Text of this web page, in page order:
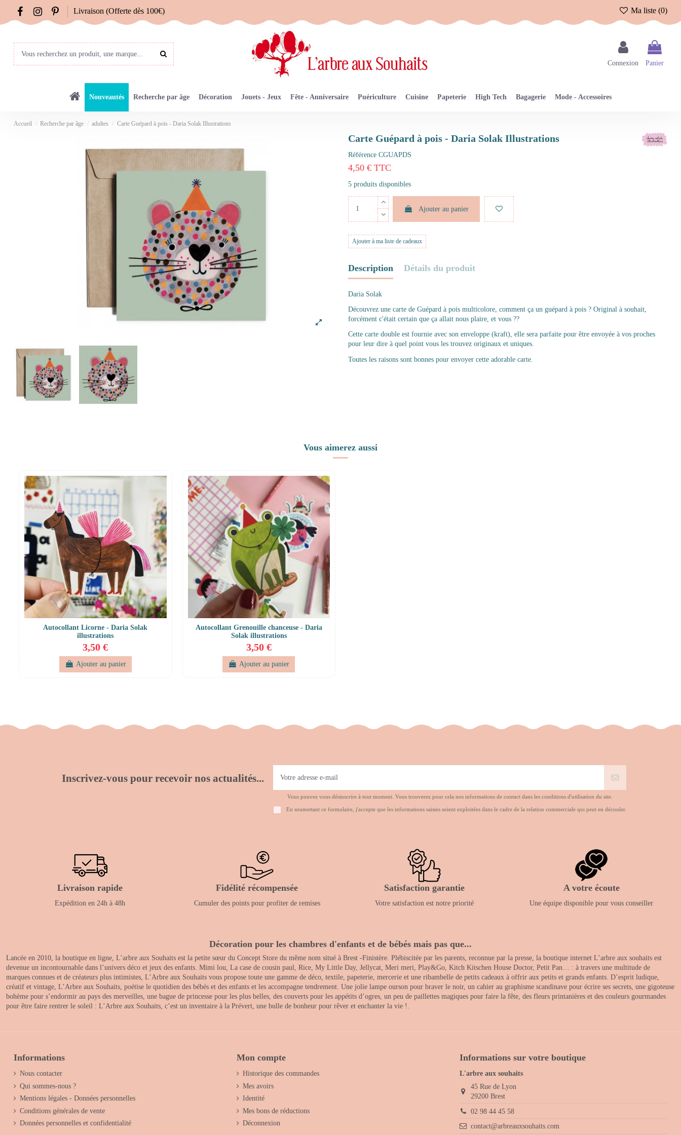
Livraison (Offerte dès 100€) Ma liste (0)
Connexion Panier
Nouveautés Recherche par âge Décoration Jouets - Jeux Fête - Anniversaire Puériculture Cuisine Papeterie High Tech Bagagerie Mode - Accessoires
Accueil Recherche par âge adultes Carte Guépard à pois - Daria Solak Illustrations
Carte Guépard à pois - Daria Solak Illustrations
Référence CGUAPDS
4,50 € TTC
5 produits disponibles
Ajouter au panier
Ajouter à ma liste de cadeaux
Description Détails du produit
Daria Solak
Découvrez une carte de Guépard à pois multicolore, comment ça un guépard à pois ? Original à souhait,
forcément c'était certain que ça allait nous plaire, et vous ??
Cette carte double est fournie avec son enveloppe (kraft), elle sera parfaite pour être envoyée à vos proches
pour leur dire à quel point vous les trouvez originaux et uniques.
Toutes les raisons sont bonnes pour envoyer cette adorable carte.
Vous aimerez aussi
Autocollant Licorne - Daria Solak
illustrations
3,50 €
Ajouter au panier
Autocollant Grenouille chanceuse - Daria
Solak illustrations
3,50 €
Ajouter au panier
Inscrivez-vous pour recevoir nos actualités...
Vous pouvez vous désinscrire à tout moment. Vous trouverez pour cela nos informations de contact dans les conditions d'utilisation du site.
En soumettant ce formulaire, j'accepte que les informations saisies soient exploitées dans le cadre de la relation commerciale qui peut en découler.
Livraison rapide
Expédition en 24h à 48h
Fidélité récompensée
Cumuler des points pour profiter de remises
Satisfaction garantie
Votre satisfaction est notre priorité
A votre écoute
Une équipe disponible pour vous conseiller
Décoration pour les chambres d'enfants et de bébés mais pas que...
Lancée en 2010, la boutique en ligne, L’arbre aux Souhaits est la petite sœur du Concept Store du même nom situé à Brest -Finistère. Plébiscitée par les parents, reconnue par la presse, la boutique internet L’arbre aux souhaits est
devenue un incontournable dans l’univers déco et jeux des enfants. Mimi lou, La case de cousin paul, Rice, My Little Day, Jellycat, Meri meri, Play&Go, Kitch Kitschen House Doctor, Petit Pan… : à travers une multitude de
marques connues et de créateurs plus intimistes, L’Arbre aux Souhaits vous propose toute une gamme de déco, textile, papeterie, mercerie et une ribambelle de petits cadeaux à offrir aux petits et grands enfants. D’esprit ludique,
créatif et vintage, L’Arbre aux Souhaits, poétise le quotidien des bébés et des enfants et les accompagne tendrement. Une jolie lampe ourson pour braver le noir, un cahier au graphisme scandinave pour écrire ses secrets, une gigoteuse
bohème pour s’endormir au pays des merveilles, une bague de princesse pour les plus belles, des couverts pour les appétits d’ogres, un peu de paillettes magiques pour faire la fête, des fleurs printanières et des couleurs gourmandes
pour être faire rentrer le soleil : L’Arbre aux Souhaits, c’est un inventaire à la Prévert, une bulle de bonheur pour rêver et enchanter la vie !.
Informations
Nous contacter
Qui sommes-nous ?
Mentions légales - Données personnelles
Conditions générales de vente
Données personnelles et confidentialité
Mon compte
Historique des commandes
Mes avoirs
Identité
Mes bons de réductions
Déconnexion
Informations sur votre boutique
L'arbre aux souhaits
45 Rue de Lyon
29200 Brest
02 98 44 45 58
contact@arbreauxsouhaits.com